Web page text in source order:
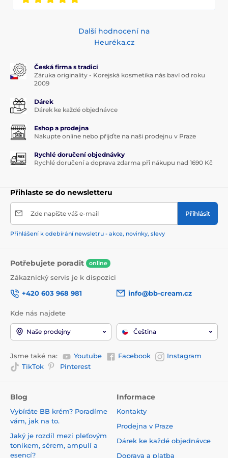
Další hodnocení na
Heuréka.cz
Česká firma s tradicí
Záruka originality - Korejská kosmetika nás baví od roku
2009
Dárek
Dárek ke každé objednávce
Eshop a prodejna
Nakupte online nebo přijďte na naši prodejnu v Praze
Rychlé doručení objednávky
Rychlé doručení a doprava zdarma při nákupu nad 1690 Kč
Přihlaste se do newsletteru
Zde napište váš e-mail Přihlásit
Přihlášení k odebírání newsletru - akce, novinky, slevy
Potřebujete poradit online
Zákaznický servis je k dispozici
+420 603 968 981
info@bb-cream.cz
Kde nás najdete
Naše prodejny Čeština
Jsme také na: Youtube Facebook
Instagram
TikTok
Pinterest
Blog
Vybíráte BB krém? Poradíme
vám, jak na to.
Jaký je rozdíl mezi pleťovým
tonikem, sérem, ampulí a
esencí?
Informace
Kontakty
Prodejna v Praze
Dárek ke každé objednávce
Doprava a platba